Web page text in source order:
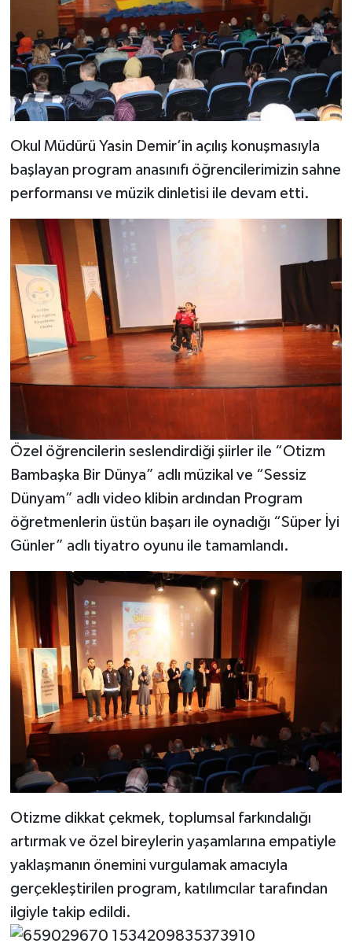
Okul Müdürü Yasin Demir’in açılış konuşmasıyla
başlayan program anasınıfı öğrencilerimizin sahne
performansı ve müzik dinletisi ile devam etti.
Özel öğrencilerin seslendirdiği şiirler ile “Otizm
Bambaşka Bir Dünya” adlı müzikal ve “Sessiz
Dünyam” adlı video klibin ardından Program
öğretmenlerin üstün başarı ile oynadığı “Süper İyi
Günler” adlı tiyatro oyunu ile tamamlandı.
Otizme dikkat çekmek, toplumsal farkındalığı
artırmak ve özel bireylerin yaşamlarına empatiyle
yaklaşmanın önemini vurgulamak amacıyla
gerçekleştirilen program, katılımcılar tarafından
ilgiyle takip edildi.